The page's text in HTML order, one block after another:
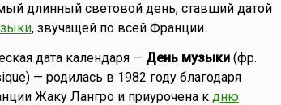
длинный световой день, ставший датой
, звучащей по всей Франции.
дата календаря — День музыки(фр.
— родилась в 1982 году благодаря
Жаку Лангро и приурочена к дню